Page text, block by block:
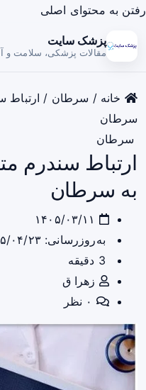
رفتن به محتوای اصلی
پزشک سایت
مقالات پزشکی، سلامت و
خانه / سرطان / ارتباط
سرطان
سرطان
ارتباط سندرم
به سرطان
به‌روزرسانی: ۱۴۰۵/۰۴/۲۳
زهرا ق